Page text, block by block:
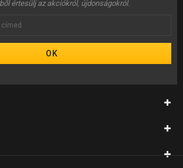
értesülj az akciókról, újdonságokról.
OK